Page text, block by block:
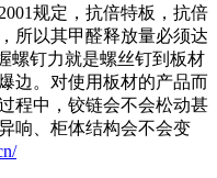
规定，抗倍特板，抗倍
所以其甲醛释放量必须达
螺钉力就是螺丝钉到板材
边。对使用板材的产品而
程中，铰链会不会松动甚
响、柜体结构会不会变